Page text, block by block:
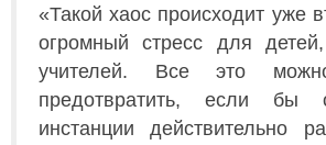
«Такой хаос происходит уже
огромный стресс для
учителей. Все это
предотвратить, если бы
инстанции действительно